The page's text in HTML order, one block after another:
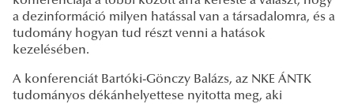
a dezinformáció milyen hatással van a társadalomra, és a
tudomány hogyan tud részt venni a hatások
kezelésében.
A konferenciát Bartóki-Gönczy Balázs, az NKE ÁNTK
tudományos dékánhelyettese nyitotta meg, aki